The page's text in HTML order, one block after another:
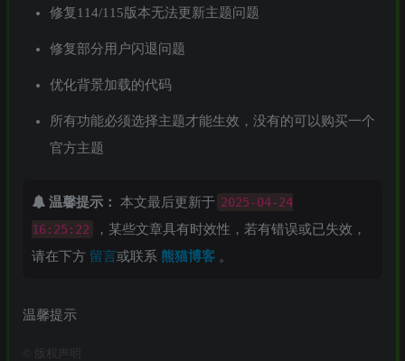
修复114/115版本无法更新主题问题
修复部分用户闪退问题
优化背景加载的代码
所有功能必须选择主题才能生效，没有的可以购买一个
官方主题
温馨提示： 本文最后更新于 2025-04-24
16:25:22
，某些文章具有时效性，若有错误或已失效，
请在下方 留言或联系 熊猫博客 。
温馨提示
版权声明